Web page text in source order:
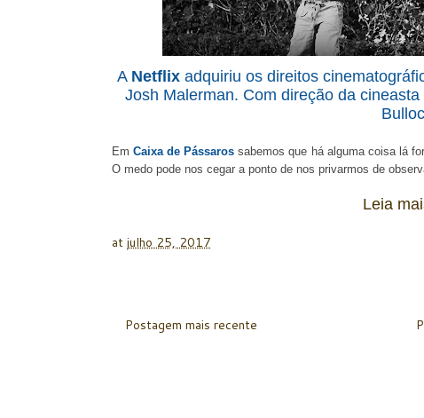
A Netflixadquiriu os direitos
Josh Malerman. Com direção da
Em Caixa de Pássaros sabemos que há alguma coisa lá
O medo pode nos cegar a ponto de nos privarmos de
Leia
at julho 25, 2017
Postagem mais recente